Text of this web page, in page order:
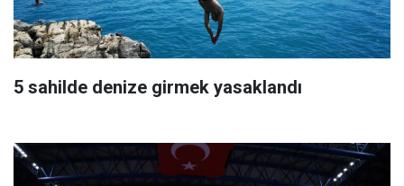
5 sahilde denize girmek yasaklandı